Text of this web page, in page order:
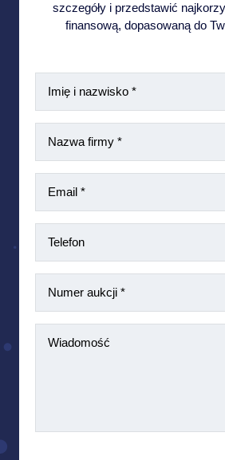
szczegóły i przedstawić
finansową, dopasowaną do